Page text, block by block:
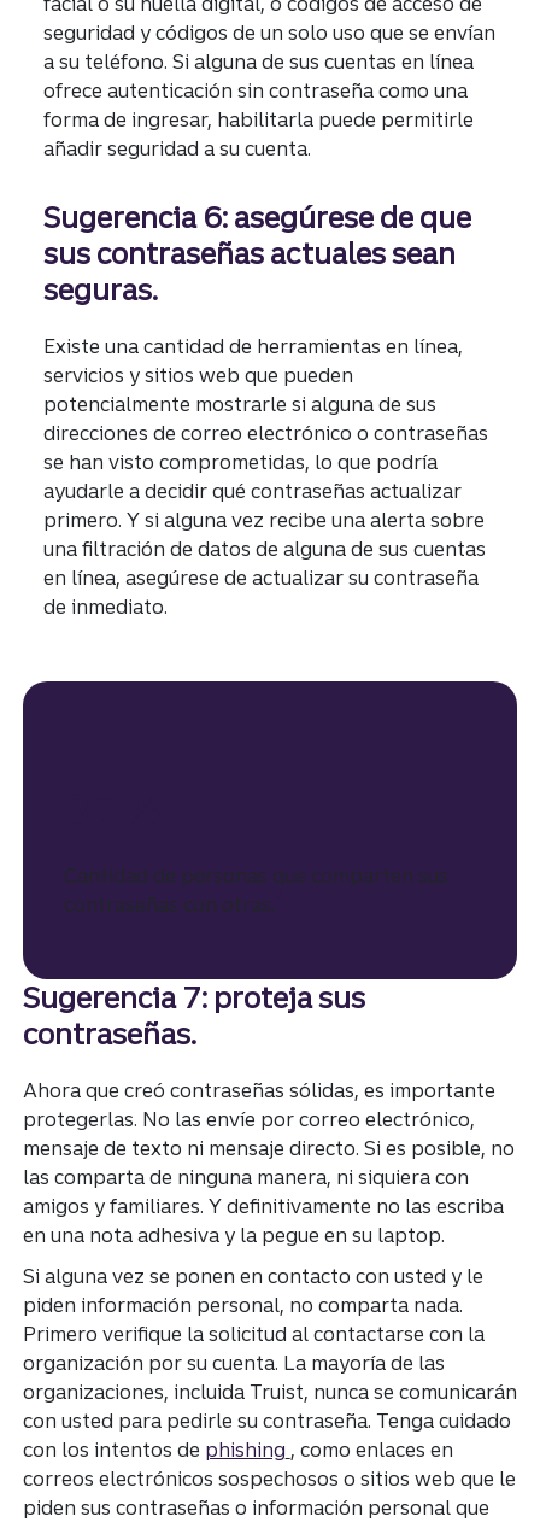
seguridad y códigos de un solo uso que se envían
a su teléfono. Si alguna de sus cuentas en línea
ofrece autenticación sin contraseña como una
forma de ingresar, habilitarla puede permitirle
añadir seguridad a su cuenta.
Sugerencia 6: asegúrese de que
sus contraseñas actuales sean
seguras.
Existe una cantidad de herramientas en línea,
servicios y sitios web que pueden
potencialmente mostrarle si alguna de sus
direcciones de correo electrónico o contraseñas
se han visto comprometidas, lo que podría
ayudarle a decidir qué contraseñas actualizar
primero. Y si alguna vez recibe una alerta sobre
una filtración de datos de alguna de sus cuentas
en línea, asegúrese de actualizar su contraseña
de inmediato.
Cantidad de personas que comparten sus
contraseñas con otras.
Divulgación
Sugerencia 7: proteja sus
contraseñas.
Ahora que creó contraseñas sólidas, es importante
protegerlas. No las envíe por correo electrónico,
mensaje de texto ni mensaje directo. Si es posible, no
las comparta de ninguna manera, ni siquiera con
amigos y familiares. Y definitivamente no las escriba
en una nota adhesiva y la pegue en su laptop.
Si alguna vez se ponen en contacto con usted y le
piden información personal, no comparta nada.
Primero verifique la solicitud al contactarse con la
organización por su cuenta. La mayoría de las
organizaciones, incluida Truist, nunca se comunicarán
con usted para pedirle su contraseña. Tenga cuidado
con los intentos de phishing , como enlaces en
correos electrónicos sospechosos o sitios web que le
piden sus contraseñas o información personal que